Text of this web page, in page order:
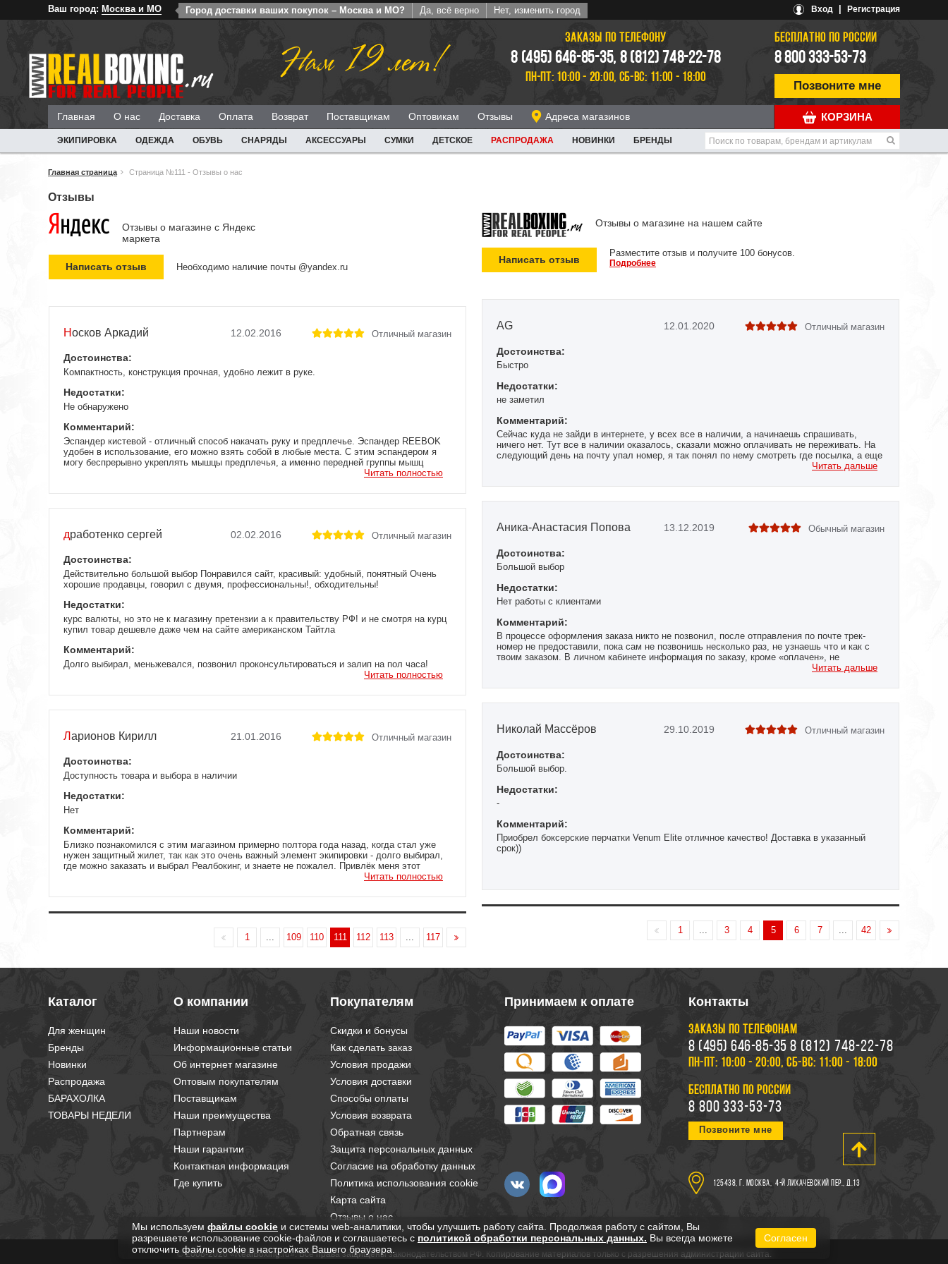
Ваш город: Москва и МО Город доставки ваших покупок – Москва и МО? Да, всё верно Нет, изменить город Вход Регистрация
Нам 19 лет! ЗАКАЗЫ ПО ТЕЛЕФОНУ
8 (495) 646-85-35, 8 (812) 748-22-78
ПН-ПТ: 10:00 - 20:00, СБ-ВС: 11:00 - 18:00
БЕСПЛАТНО ПО РОССИИ
8 800 333-53-73
Позвоните мне
КОРЗИНА
Главная О нас Доставка Оплата Возврат Поставщикам Оптовикам Отзывы Адреса магазинов
ЭКИПИРОВКА ОДЕЖДА ОБУВЬ СНАРЯДЫ АКСЕССУАРЫ СУМКИ ДЕТСКОЕ РАСПРОДАЖА НОВИНКИ БРЕНДЫ
Главная страница Страница №111 - Отзывы о нас
Отзывы
Отзывы о магазине c Яндекс
маркета
Необходимо наличие почты @yandex.ru
Носков Аркадий 12.02.2016 Отличный магазин
Достоинства:
Компактность, конструкция прочная, удобно лежит в руке.
Недостатки:
Не обнаружено
Комментарий:
Эспандер кистевой - отличный способ накачать руку и предплечье. Эспандер REEBOK
удобен в использование, его можно взять собой в любые места. С этим эспандером я
могу беспрерывно укреплять мышцы предплечья, а именно передней группы мышц
предплечья основная функция которой – сгибание кисти и пальцев, развитие хвата и
реалбоксинг, долго выбирал какой именно лучше заказать, мне продавцы посоветовали.
Читать полностью
дработенко сергей 02.02.2016 Отличный магазин
Достоинства:
Действительно большой выбор Понравился сайт, красивый: удобный, понятный Очень
хорошие продавцы, говорил с двумя, профессиональны!, обходительны!
Недостатки:
курс валюты, но это не к магазину претензии а к правительству РФ! и не смотря на курц
купил товар дешевле даже чем на сайте американском Тайтла
Комментарий:
Долго выбирал, меньжевался, позвонил проконсультироваться и залип на пол часа!
парни про кейсы и лимит на клиента видимо не слышали! :))) все рассказали, разжевали,
привезли на следующий день, курьер чистый :))), нормальный, товар тоже, все
Читать полностью
Ларионов Кирилл 21.01.2016 Отличный магазин
Достоинства:
Доступность товара и выбора в наличии
Недостатки:
Нет
Комментарий:
Близко познакомился с этим магазином примерно полтора года назад, когда стал уже
нужен защитный жилет, так как это очень важный элемент экипировки - долго выбирал,
где можно заказать и выбрал Реалбокинг, и знаете не пожалел. Привлёк меня этот
магазин широким ассортиментом как боксёрской, так и для тайского бокса экипировкой.
соответствуют качествам, заявленным производителем. Делал здесь покупки много раз
поменяют, если вдруг вам не подойдёт.
Читать полностью
1 109 110 111 112 113 117
Отзывы о магазине на нашем сайте
Написать отзыв
Разместите отзыв и получите 100 бонусов.
Подробнее
AG 12.01.2020 Отличный магазин
Достоинства:
Быстро
Недостатки:
не заметил
Комментарий:
Сейчас куда не зайди в интернете, у всех все в наличии, а начинаешь спрашивать,
ничего нет. Тут все в наличии оказалось, сказали можно оплачивать не переживать. На
следующий день на почту упал номер, я так понял по нему смотреть где посылка, а еще
через пару дней пришла посылка, хотя говорили 4 дня. Я и не посмотрел даже на сайте,
сервисом тоже.
Читать дальше
Аника-Анастасия Попова 13.12.2019 Обычный магазин
Достоинства:
Большой выбор
Недостатки:
Нет работы с клиентами
Комментарий:
В процессе оформления заказа никто не позвонил, после отправления по почте трек-
номер не предоставили, пока сам не позвонишь несколько раз, не узнаешь что и как с
твоим заказом. В личном кабинете информация по заказу, кроме «оплачен», не
Читать дальше
Николай Массёров 29.10.2019 Отличный магазин
Достоинства:
Большой выбор.
Недостатки:
-
Комментарий:
Приобрел боксерские перчатки Venum Elite отличное качество! Доставка в указанный
срок))
1 3 4 5 6 7 42
Каталог
Для женщин
Бренды
Новинки
Распродажа
БАРАХОЛКА
ТОВАРЫ НЕДЕЛИ
О компании
Наши новости
Информационные статьи
Об интернет магазине
Оптовым покупателям
Поставщикам
Наши преимущества
Партнерам
Наши гарантии
Контактная информация
Где купить
Покупателям
Скидки и бонусы
Как сделать заказ
Условия продажи
Условия доставки
Способы оплаты
Условия возврата
Обратная связь
Защита персональных данных
Согласие на обработку данных
Политика использования cookie
Карта сайта
Отзывы о нас
Принимаем к оплате Контакты
ЗАКАЗЫ ПО ТЕЛЕФОНАМ
8 (495) 646-85-35 8 (812) 748-22-78
ПН-ПТ: 10:00 - 20:00, СБ-ВС: 11:00 - 18:00
БЕСПЛАТНО ПО РОССИИ
8 800 333-53-73
Позвоните мне
125438, г. Москва, 4-й Лихачевский пер., д.13
© 2008-2026 «RealBoxing.ru». Все права защищены законодательством РФ. Копирование материалов только с разрешения администрации сайта.
Мы используем файлы cookie и системы web-аналитики, чтобы улучшить работу сайта. Продолжая работу с сайтом, Вы
разрешаете использование cookie-файлов и соглашаетесь с политикой обработки персональных данных. Вы всегда можете
отключить файлы cookie в настройках Вашего браузера.
Согласен